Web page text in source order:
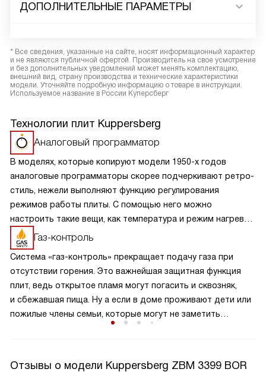
ДОПОЛНИТЕЛЬНЫЕ ПАРАМЕТРЫ
* Все сведения, указанные на сайте, носят информационный характер
и не являются публичной офертой. Производитель на свое усмотрение
и без дополнительных уведомлений может менять комплектацию,
внешний вид, страну производства и технические характеристики
модели. Уточняйте подробную информацию о товаре в инструкции.
Используемое название в России Куперсберг
Технологии плит Kuppersberg
Аналоговый программатор
В моделях, которые копируют модели 1950-х годов
аналоговые программаторы скорее подчеркивают ретро-
стиль, нежели выполняют функцию регулирования
режимов работы плиты. С помощью него можно
настроить такие вещи, как температура и режим нагрева,
работу таймера и подачу звукового сигнала. Несмотря
на то, что технология может казаться устаревшей, она
еще способна удивить.
Газ-контроль
Система «газ-контроль» прекращает подачу газа при
отсутствии горения. Это важнейшая защитная функция
плит, ведь открытое пламя могут погасить и сквозняк,
и сбежавшая пища. Ну а если в доме проживают дети или
пожилые члены семьи, которые могут не заметить
Отзывы о модели Kuppersberg ZBM 3399 BOR